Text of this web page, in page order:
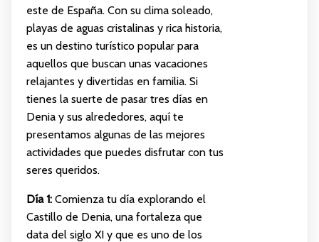
este de España. Con su clima soleado,
playas de aguas cristalinas y rica historia,
es un destino turístico popular para
aquellos que buscan unas vacaciones
relajantes y divertidas en familia. Si
tienes la suerte de pasar tres días en
Denia y sus alrededores, aquí te
presentamos algunas de las mejores
actividades que puedes disfrutar con tus
seres queridos.
Día 1:Comienza tu día explorando el
Castillo de Denia, una fortaleza que
data del siglo XI y que es uno de los